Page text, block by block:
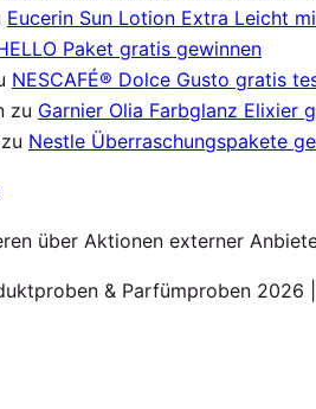
Eucerin Sun Lotion Extra Leicht
Paket gratis gewinnen
NESCAFÉ® Dolce Gusto gratis
zu Garnier Olia Farbglanz Elixier
zu Nestle Überraschungspakete
über Aktionen externer
& Parfümproben 2026